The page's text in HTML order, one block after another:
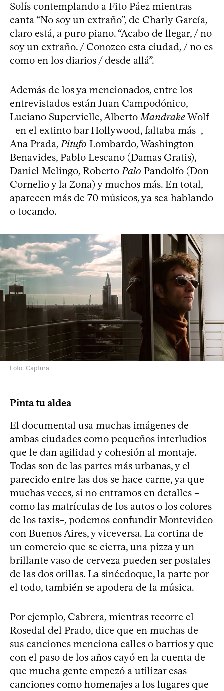
Solís contemplando a Fito Páez mientras
canta “No soy un extraño”, de Charly García,
claro está, a puro piano. “Acabo de llegar, / no
soy un extraño. / Conozco esta ciudad, / no es
como en los diarios / desde allá”.
Además de los ya mencionados, entre los
entrevistados están Juan Campodónico,
Luciano Supervielle, AlbertoMandrakeWolf
–en el extinto bar Hollywood, faltaba más–,
Ana Prada,Pitufo Lombardo, Washington
Benavides, Pablo Lescano (Damas Gratis),
Daniel Melingo, RobertoPalo Pandolfo (Don
Cornelio y la Zona) y muchos más. En total,
aparecen más de 70 músicos, ya sea hablando
o tocando.
Foto: Captura
Pinta tu aldea
El documental usa muchas imágenes de
ambas ciudades como pequeños interludios
que le dan agilidad y cohesión al montaje.
Todas son de las partes más urbanas, y el
parecido entre las dos se hace carne, ya que
muchas veces, si no entramos en detalles –
como las matrículas de los autos o los colores
de los taxis–, podemos confundir Montevideo
con Buenos Aires, y viceversa. La cortina de
un comercio que se cierra, una pizza y un
brillante vaso de cerveza pueden ser postales
de las dos orillas. La sinécdoque, la parte por
el todo, también se apodera de la música.
Por ejemplo, Cabrera, mientras recorre el
Rosedal del Prado, dice que en muchas de
sus canciones menciona calles o barrios y que
con el paso de los años cayó en la cuenta de
que mucha gente empezó a utilizar esas
canciones como homenajes a los lugares que